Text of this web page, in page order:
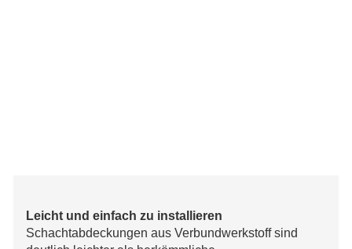
Leicht und einfach zu installieren
Schachtabdeckungen aus Verbundwerkstoff sind